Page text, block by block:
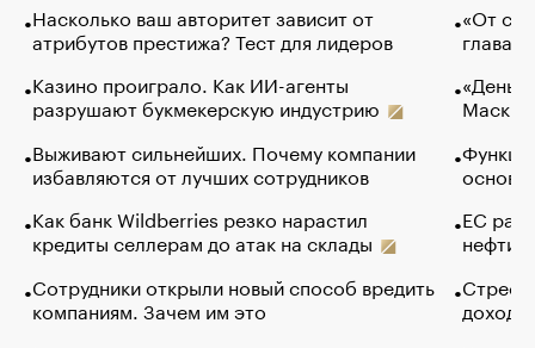
Насколько ваш авторитет зависит от
атрибутов престижа? Тест для лидеров
Казино проиграло. Как ИИ-агенты
разрушают букмекерскую индустрию
Выживают сильнейших. Почему компании
избавляются от лучших сотрудников
Как банк Wildberries резко нарастил
кредиты селлерам до атак на склады
Сотрудники открыли новый способ вредить
компаниям. Зачем им это
«От
глава
Маск в
основ
ЕС
нефти